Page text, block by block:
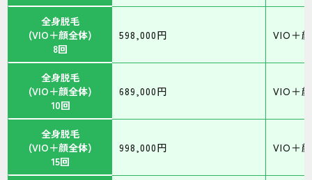
全身脱毛
(VIO＋顔全体)
8回
598,000円 VIO＋
全身脱毛
(VIO＋顔全体)
10回
689,000円 VIO＋
全身脱毛
(VIO＋顔全体)
15回
998,000円 VIO＋